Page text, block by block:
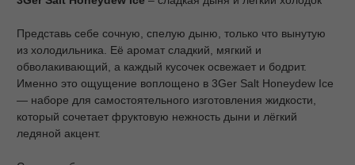
Представь себе сочную, спелую дыню, только что вынутую
из холодильника. Её аромат сладкий, мягкий и
обволакивающий, а каждый кусочек освежает и бодрит.
Именно это ощущение воплощено в 3Ger Salt Honeydew Ice
— наборе для самостоятельного изготовления жидкости,
который сочетает фруктовую нежность дыни и лёгкий
ледяной акцент.